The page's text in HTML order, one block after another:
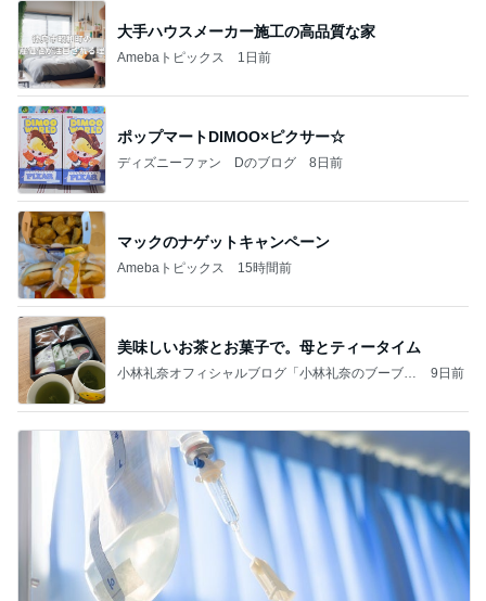
大手ハウスメーカー施工の高品質な家
Amebaトピックス 1日前
ポップマートDIMOO×ピクサー☆
ディズニーファン Dのブログ 8日前
マックのナゲットキャンペーン
Amebaトピックス 15時間前
美味しいお茶とお菓子で。母とティータイム
小林礼奈オフィシャルブログ「小林礼奈のブーブー
9日前